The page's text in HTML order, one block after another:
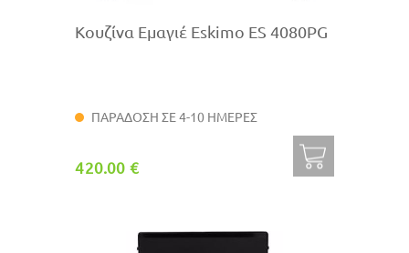
Κουζίνα Εμαγιέ Eskimo ES 4080PG
ΠΑΡΑΔΟΣΗ ΣΕ 4-10 ΗΜΕΡΕΣ
420.00 €